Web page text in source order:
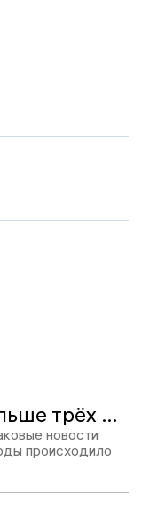
ВСУ за сутки сожгли больше трёх десятков домов и детский сад в приграничье
новости
происходило